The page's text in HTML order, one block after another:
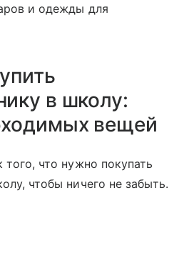
и одежды для
в школу:
вещей
что нужно покупать
чтобы ничего не забыть.